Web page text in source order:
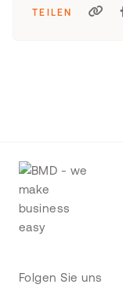
TEILEN
Folgen Sie uns